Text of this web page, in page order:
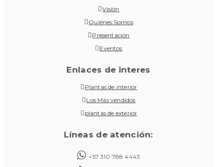
Visión
Quiénes Somos
Presentación
Eventos
Enlaces de interes
Plantas de interior
Los Más vendidos
plantas de exterior
Líneas de atención:
+57 310 788 4443